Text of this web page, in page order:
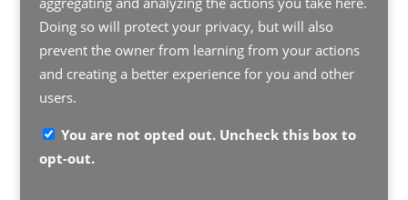
Doing so will protect your privacy, but will also
prevent the owner from learning from your actions
and creating a better experience for you and other
users.
You are not opted out. Uncheck this box to
opt-out.